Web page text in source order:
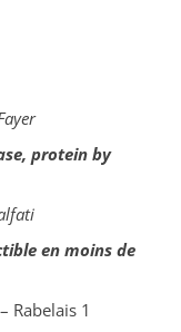
protein by
fati
en moins de
– Rabelais 1